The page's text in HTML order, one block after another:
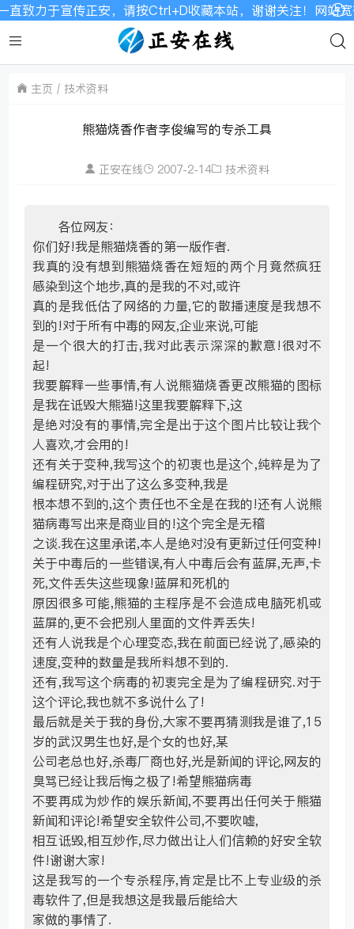
力于宣传正安，请按Ctrl+D收藏本站，谢谢关注！网站宽带
主页 技术资料
熊猫烧香作者李俊编写的专杀工具
正安在线 2007-2-14 技术资料
各位网友：
你们好!我是熊猫烧香的第一版作者.
我真的没有想到熊猫烧香在短短的两个月竟然疯狂
感染到这个地步,真的是我的不对,或许
真的是我低估了网络的力量,它的散播速度是我想不
到的!对于所有中毒的网友,企业来说,可能
是一个很大的打击,我对此表示深深的歉意!很对不
起!
我要解释一些事情,有人说熊猫烧香更改熊猫的图标
是我在诋毁大熊猫!这里我要解释下,这
是绝对没有的事情,完全是出于这个图片比较让我个
人喜欢,才会用的!
还有关于变种,我写这个的初衷也是这个,纯粹是为了
编程研究,对于出了这么多变种,我是
根本想不到的,这个责任也不全是在我的!还有人说熊
猫病毒写出来是商业目的!这个完全是无稽
之谈.我在这里承诺,本人是绝对没有更新过任何变种!
关于中毒后的一些错误,有人中毒后会有蓝屏,无声,卡
死,文件丢失这些现象!蓝屏和死机的
原因很多可能,熊猫的主程序是不会造成电脑死机或
蓝屏的,更不会把别人里面的文件弄丢失!
还有人说我是个心理变态,我在前面已经说了,感染的
速度,变种的数量是我所料想不到的.
还有,我写这个病毒的初衷完全是为了编程研究.对于
这个评论,我也就不多说什么了!
最后就是关于我的身份,大家不要再猜测我是谁了,15
岁的武汉男生也好,是个女的也好,某
公司老总也好,杀毒厂商也好,光是新闻的评论,网友的
臭骂已经让我后悔之极了!希望熊猫病毒
不要再成为炒作的娱乐新闻,不要再出任何关于熊猫
新闻和评论!希望安全软件公司,不要吹嘘,
相互诋毁,相互炒作,尽力做出让人们信赖的好安全软
件!谢谢大家!
这是我写的一个专杀程序,肯定是比不上专业级的杀
毒软件了,但是我想这是我最后能给大
家做的事情了.